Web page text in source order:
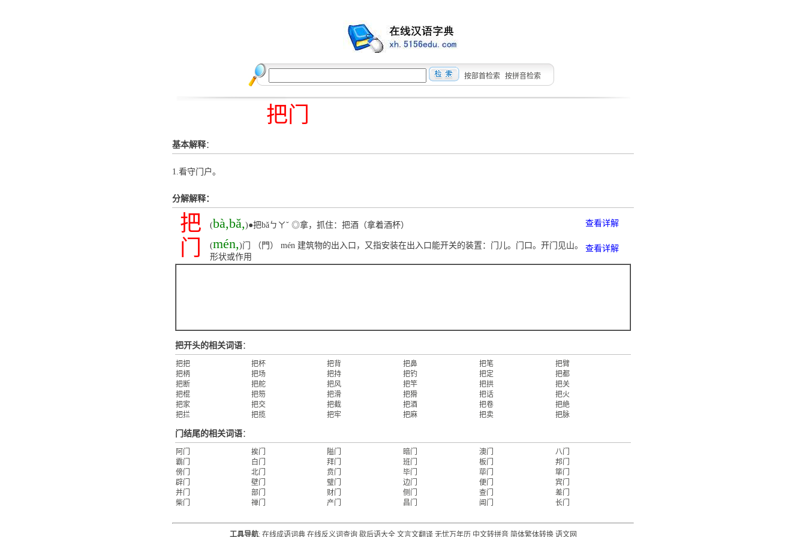
按部首检索 按拼音检索
把门
基本解释：
1.看守门户。
分解解释：
把 (bà,bǎ,)●把bǎㄅㄚˇ ◎拿，抓住：把酒（拿着酒杯） 查看详解
门 (mén,)门 （門） mén 建筑物的出入口，又指安装在出入口能开关的装置：门儿。门口。开门见山。
形状或作用
查看详解
把开头的相关词语：
把把 把杯 把背 把鼻 把笔
把臂
把柄
把场 把持 把钓 把定
把都
把断
把舵 把风 把竿 把拱
把关
把棍
把笏 把滑 把猾 把话
把火
把家
把交 把截 把酒 把卷
把絶
把拦
把揽 把牢 把麻 把卖 把脉
门结尾的相关词语：
阿门 挨门 隘门 暗门 澳门
八门
霸门
白门 拜门 班门 板门
邦门
傍门
北门 贲门 毕门 荜门
筚门
辟门
壁门 璧门 边门 便门
宾门
并门
部门 财门 侧门 查门
差门
柴门
禅门 产门 昌门 阊门 长门
工具导航: 在线成语词典 在线反义词查询 歇后语大全 文言文翻译 无忧万年历 中文转拼音 简体繁体转换 语文网